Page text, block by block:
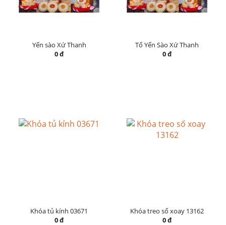
Yến sào Xứ Thanh
0 đ
Tổ Yến Sào Xứ Thanh
0 đ
Khóa tủ kính 03671
0 đ
Khóa treo số xoay 13162
0 đ